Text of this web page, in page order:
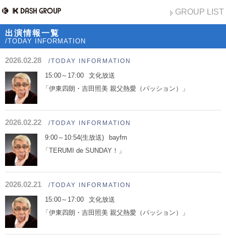
GROUP LIST
出演情報一覧
/TODAY INFORMATION
2026.02.28 /TODAY INFORMATION
15:00～17:00
文化放送
「伊東四朗・吉田照美 親父熱愛（パッション）」
2026.02.22 /TODAY INFORMATION
9:00～10:54(生放送)
bayfm
「TERUMI de SUNDAY！」
2026.02.21 /TODAY INFORMATION
15:00～17:00
文化放送
「伊東四朗・吉田照美 親父熱愛（パッション）」